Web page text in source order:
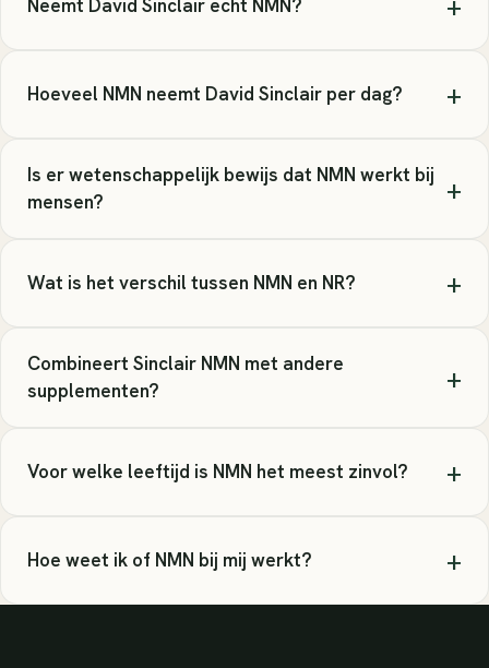
Neemt David Sinclair echt NMN?
Hoeveel NMN neemt David Sinclair per dag? +
Is er wetenschappelijk bewijs dat NMN werkt bij
mensen?
+
Wat is het verschil tussen NMN en NR? +
Combineert Sinclair NMN met andere
supplementen?
+
Voor welke leeftijd is NMN het meest zinvol? +
Hoe weet ik of NMN bij mij werkt? +